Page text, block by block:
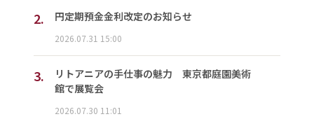
2. 円定期預金金利改定のお知らせ
2026.07.31 15:00
3.
リトアニアの手仕事の魅力 東京都庭園美術
館で展覧会
2026.07.30 11:01